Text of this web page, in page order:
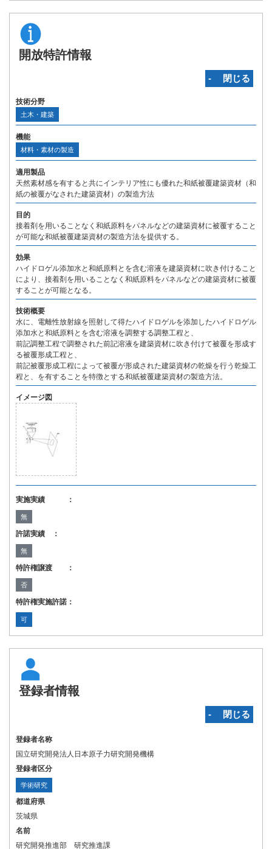
開放特許情報
‐ 閉じる
技術分野
土木・建築
機能
材料・素材の製造
適用製品
天然素材感を有すると共にインテリア性にも優れた和紙被覆建築資材（和
紙の被覆がなされた建築資材）の製造方法
目的
接着剤を用いることなく和紙原料をパネルなどの建築資材に被覆すること
が可能な和紙被覆建築資材の製造方法を提供する。
効果
ハイドロゲル添加水と和紙原料とを含む溶液を建築資材に吹き付けること
により、接着剤を用いることなく和紙原料をパネルなどの建築資材に被覆
することが可能となる。
技術概要
水に、電離性放射線を照射して得たハイドロゲルを添加したハイドロゲル
添加水と和紙原料とを含む溶液を調整する調整工程と、
前記調整工程で調整された前記溶液を建築資材に吹き付けて被覆を形成す
る被覆形成工程と、
前記被覆形成工程によって被覆が形成された建築資材の乾燥を行う乾燥工
程と、を有することを特徴とする和紙被覆建築資材の製造方法。
イメージ図
実施実績 ：
無
許諾実績 ：
無
特許権譲渡 ：
否
特許権実施許諾：
可
登録者情報
‐ 閉じる
登録者名称
国立研究開発法人日本原子力研究開発機構
登録者区分
学術研究
都道府県
茨城県
名前
研究開発推進部 研究推進課